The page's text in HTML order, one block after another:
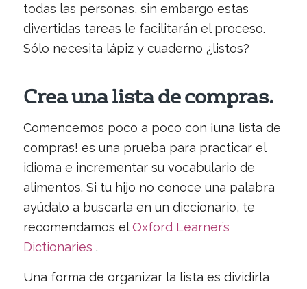
todas las personas, sin embargo estas
divertidas tareas le facilitarán el proceso.
Sólo necesita lápiz y cuaderno ¿listos?
Crea una lista de compras.
Comencemos poco a poco con ¡una lista de
compras! es una prueba para practicar el
idioma e incrementar su vocabulario de
alimentos. Si tu hijo no conoce una palabra
ayúdalo a buscarla en un diccionario, te
recomendamos elOxford Learner’s
Dictionaries .
Una forma de organizar la lista es dividirla